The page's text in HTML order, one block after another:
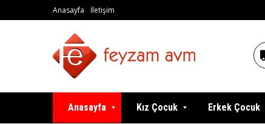
Anasayfa İletişim
Anasayfa Kız Çocuk Erkek Çocuk